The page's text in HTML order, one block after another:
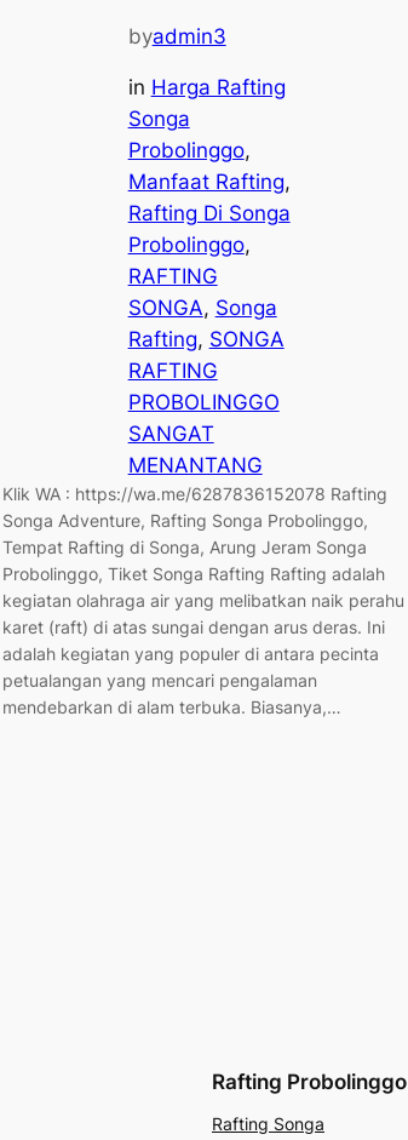
byadmin3
in Harga Rafting
Songa
Probolinggo
Manfaat Rafting
Rafting Di Songa
Probolinggo
RAFTING
SONGA, Songa
Rafting, SONGA
RAFTING
PROBOLINGGO
SANGAT
MENANTANG
Klik WA : https://wa.me/6287836152078 Rafting
Songa Adventure, Rafting Songa Probolinggo,
Tempat Rafting di Songa, Arung Jeram Songa
Probolinggo, Tiket Songa Rafting Rafting adalah
kegiatan olahraga air yang melibatkan naik perahu
karet (raft) di atas sungai dengan arus deras. Ini
adalah kegiatan yang populer di antara pecinta
petualangan yang mencari pengalaman
mendebarkan di alam terbuka. Biasanya,…
Rafting Probolinggo
Rafting Songa